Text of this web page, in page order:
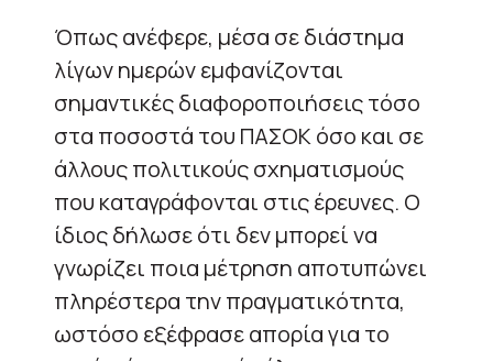
Όπως ανέφερε, μέσα σε διάστημα
λίγων ημερών εμφανίζονται
σημαντικές διαφοροποιήσεις τόσο
στα ποσοστά του ΠΑΣΟΚ όσο και σε
άλλους πολιτικούς σχηματισμούς
που καταγράφονται στις έρευνες. Ο
ίδιος δήλωσε ότι δεν μπορεί να
γνωρίζει ποια μέτρηση αποτυπώνει
πληρέστερα την πραγματικότητα,
ωστόσο εξέφρασε απορία για το